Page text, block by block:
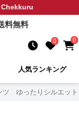
Chekkuru
料無料
0 0
人気ランキング
ツ ゆったりシルエット